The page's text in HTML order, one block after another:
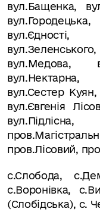
вул.Бащенка,
вул.Медова,
вул.Нектарна,
вул.Сестер
вул.Євгенія
пров.Лісовий,
с.Слобода,
с.Воронівка,
(Слобідська), с.